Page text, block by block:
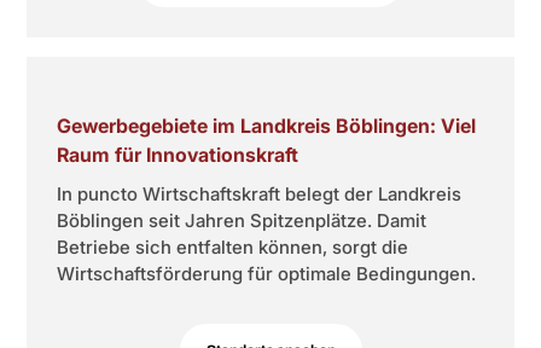
Gewerbegebiete im Landkreis Böblingen: Viel
Raum für Innovationskraft
In puncto Wirtschaftskraft belegt der Landkreis
Böblingen seit Jahren Spitzenplätze. Damit
Betriebe sich entfalten können, sorgt die
Wirtschaftsförderung für optimale Bedingungen.